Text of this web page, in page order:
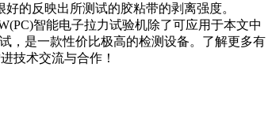
的反映出所测试的胶粘带的剥离强度。
智能电子拉力试验机除了可应用于本文中
，是一款性价比极高的检测设备。了解更多有
技术交流与合作！